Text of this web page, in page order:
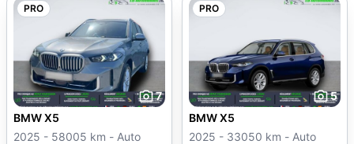
PRO
7
BMW X5
2025 - 58005 km - Auto
PRO
5
BMW X5
2025 - 33050 km - Auto